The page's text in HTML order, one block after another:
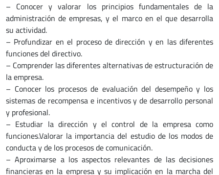
– Conocer y valorar los principios fundamentales de la
administración de empresas, y el marco en el que desarrolla
su actividad.
– Profundizar en el proceso de dirección y en las diferentes
funciones del directivo.
– Comprender las diferentes alternativas de estructuración de
la empresa.
– Conocer los procesos de evaluación del desempeño y los
sistemas de recompensa e incentivos y de desarrollo personal
y profesional.
– Estudiar la dirección y el control de la empresa como
funciones.Valorar la importancia del estudio de los modos de
conducta y de los procesos de comunicación.
– Aproximarse a los aspectos relevantes de las decisiones
financieras en la empresa y su implicación en la marcha del